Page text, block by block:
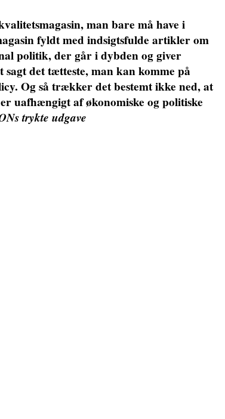
man bare må have i
fyldt med indsigtsfulde artikler om
politik, der går i dybden og giver
det tætteste, man kan komme på
Og så trækker det bestemt ikke ned, at
uafhængigt af økonomiske og politiske
trykte udgave